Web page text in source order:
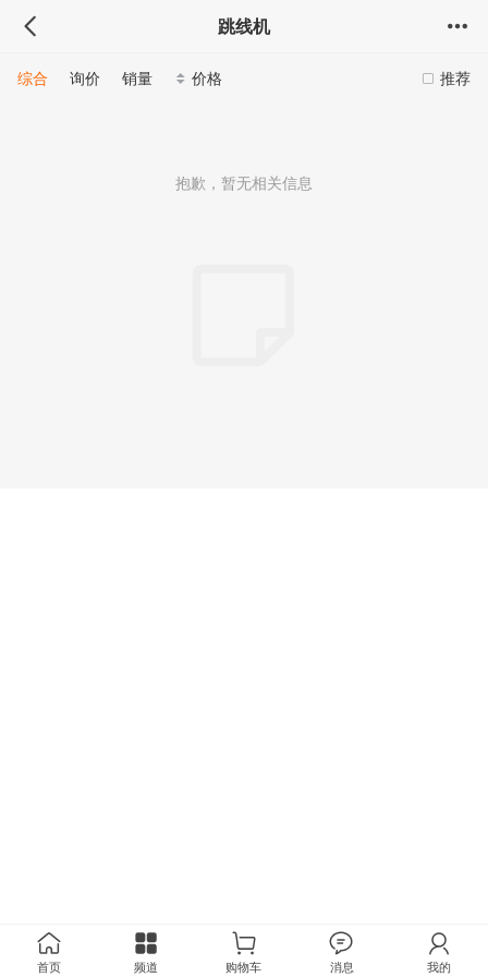
跳线机
推荐
综合 询价 销量 价格
抱歉，暂无相关信息
首页 频道 购物车 消息 我的